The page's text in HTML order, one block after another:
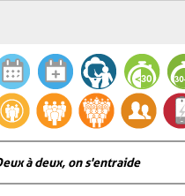
à deux, on s'entraide